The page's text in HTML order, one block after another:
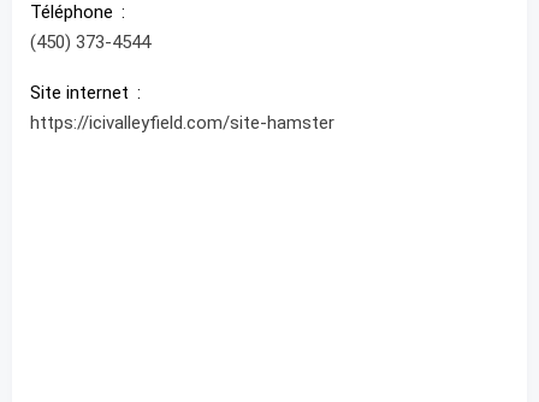
Téléphone
(450) 373-4544
Site internet
https://icivalleyfield.com/site-hamster